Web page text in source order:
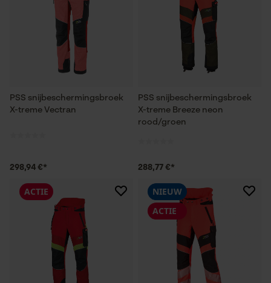
PSS snijbeschermingsbroek
X-treme Vectran
298,94 €*
PSS snijbeschermingsbroek
X-treme Breeze neon
rood/groen
288,77 €*
ACTIE
NIEUW
ACTIE